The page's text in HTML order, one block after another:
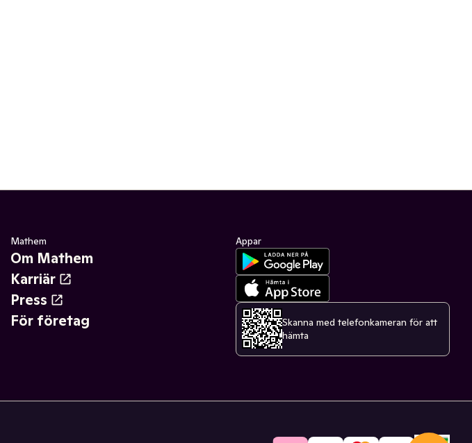
Mathem
Om Mathem
Karriär
Press
För företag
Appar
Skanna med telefonkameran för att
hämta